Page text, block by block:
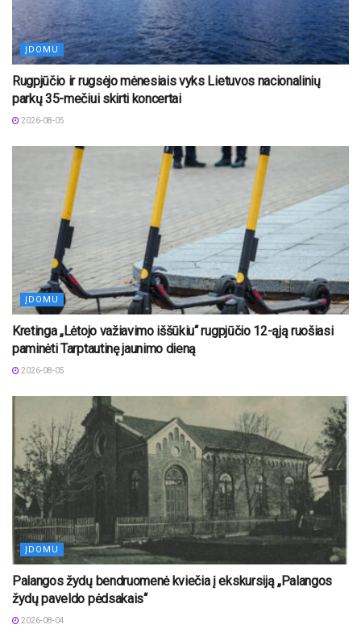
ĮDOMU
Rugpjūčio ir rugsėjo mėnesiais vyks Lietuvos nacionalinių
parkų 35-mečiui skirti koncertai
2026-08-05
ĮDOMU
Kretinga „Lėtojo važiavimo iššūkiu“ rugpjūčio 12-ąją ruošiasi
paminėti Tarptautinę jaunimo dieną
2026-08-05
ĮDOMU
Palangos žydų bendruomenė kviečia į ekskursiją „Palangos
žydų paveldo pėdsakais“
2026-08-04